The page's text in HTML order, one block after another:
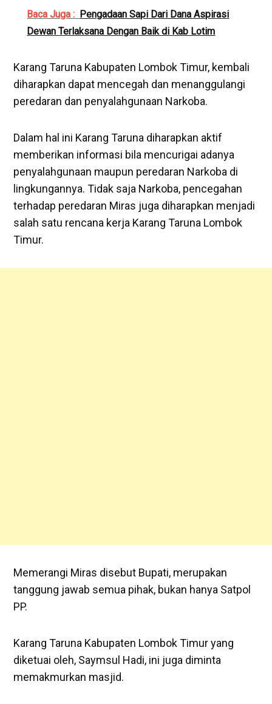
Baca Juga : Pengadaan Sapi Dari Dana Aspirasi
Dewan Terlaksana Dengan Baik di Kab Lotim
Karang Taruna Kabupaten Lombok Timur, kembali
diharapkan dapat mencegah dan menanggulangi
peredaran dan penyalahgunaan Narkoba.
Dalam hal ini Karang Taruna diharapkan aktif
memberikan informasi bila mencurigai adanya
penyalahgunaan maupun peredaran Narkoba di
lingkungannya. Tidak saja Narkoba, pencegahan
terhadap peredaran Miras juga diharapkan menjadi
salah satu rencana kerja Karang Taruna Lombok
Timur.
Memerangi Miras disebut Bupati, merupakan
tanggung jawab semua pihak, bukan hanya Satpol
PP.
Karang Taruna Kabupaten Lombok Timur yang
diketuai oleh, Saymsul Hadi, ini juga diminta
memakmurkan masjid.